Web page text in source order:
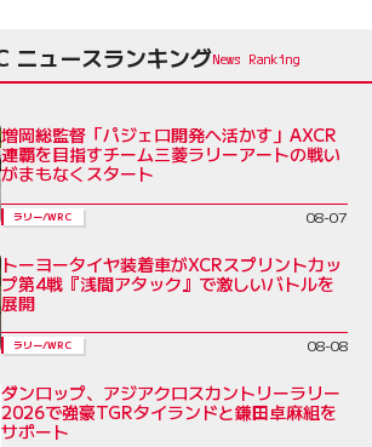
ニュースランキング
増岡総監督「パジェロ開発へ活かす」AXCR
連覇を目指すチーム三菱ラリーアートの戦い
がまもなくスタート
ラリー/WRC 08-07
トーヨータイヤ装着車がXCRスプリントカッ
プ第4戦『浅間アタック』で激しいバトルを
展開
ラリー/WRC 08-08
ダンロップ、アジアクロスカントリーラリー
2026で強豪TGRタイランドと鎌田卓麻組を
サポート